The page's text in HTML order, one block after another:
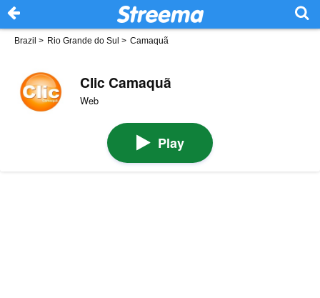
Brazil > Rio Grande do Sul > Camaquã
Clic Camaquã
Web
Play